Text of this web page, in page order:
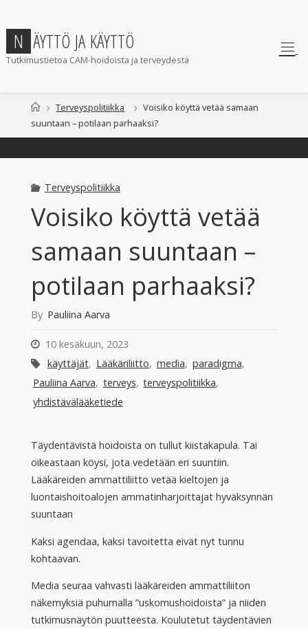
content
N ÄYTTÖ JA KÄYTTÖ
Tutkimustietoa CAM-hoidoista ja terveydestä
HomeTerveyspolitiikka
Voisiko köyttä vetää samaan
suuntaan – potilaan parhaaksi?
Terveyspolitiikka
Voisiko köyttä vetää
samaan suuntaan –
potilaan parhaaksi?
By Pauliina Aarva
10 kesäkuun, 2023
käyttäjät, Lääkäriliitto, media, paradigma,
Pauliina Aarva, terveys, terveyspolitiikka,
yhdistävälääketiede
Täydentävistä hoidoista on tullut kiistakapula. Tai
oikeastaan köysi, jota vedetään eri suuntiin.
Lääkäreiden ammattiliitto vetää kieltojen ja
luontaishoitoalojen ammatinharjoittajat hyväksynnän
suuntaan
Kaksi agendaa, kaksi tavoitetta eivät nyt tunnu
kohtaavan.
Media seuraa vahvasti lääkäreiden ammattiliiton
näkemyksiä puhumalla ”uskomushoidoista” ja niiden
tutkimusnäytön puutteesta. Koulutetut täydentävien